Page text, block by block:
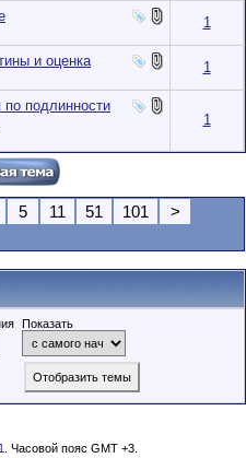
1
и оценка 1
подлинности
1
5 11 51 101
>
Показать
. Часовой пояс GMT +3.